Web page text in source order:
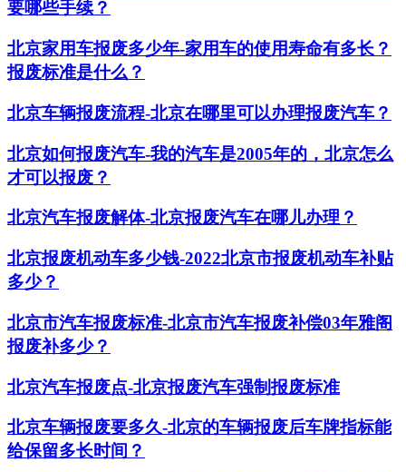
要哪些手续？
北京家用车报废多少年-家用车的使用寿命有多长？
报废标准是什么？
北京车辆报废流程-北京在哪里可以办理报废汽车？
北京如何报废汽车-我的汽车是2005年的，北京怎么
才可以报废？
北京汽车报废解体-北京报废汽车在哪儿办理？
北京报废机动车多少钱-2022北京市报废机动车补贴
多少？
北京市汽车报废标准-北京市汽车报废补偿03年雅阁
报废补多少？
北京汽车报废点-北京报废汽车强制报废标准
北京车辆报废要多久-北京的车辆报废后车牌指标能
给保留多长时间？